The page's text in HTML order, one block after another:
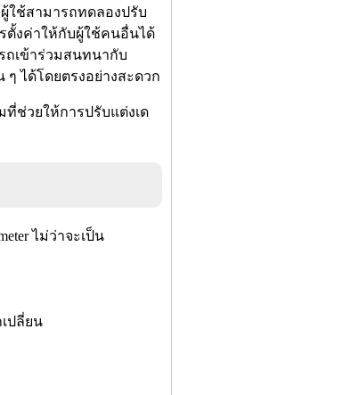
ใช้สามารถทดลองปรับ
ตั้งค่าให้กับผู้ใช้คนอื่นได้
ถเข้าร่วมสนทนากับ
ได้โดยตรงอย่างสะดวก
ที่ช่วยให้การปรับแต่งเด
ไม่ว่าจะเป็น
ปลี่ยน